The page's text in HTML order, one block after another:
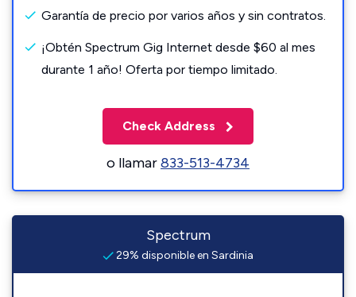
Garantía de precio por varios años y sin contratos.
¡Obtén Spectrum Gig Internet desde $60 al mes
durante 1 año! Oferta por tiempo limitado.
Check Address
o llamar833-513-4734
Spectrum
29% disponible en Sardinia